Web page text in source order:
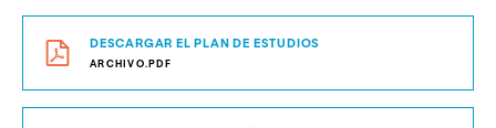
DESCARGAR EL PLAN DE ESTUDIOS
ARCHIVO.PDF